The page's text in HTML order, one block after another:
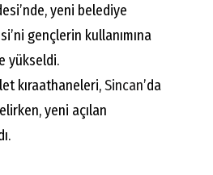
yeni belediye
gençlerin kullanımına
yükseldi.
kıraathaneleri,Sincan’da
yeni açılan